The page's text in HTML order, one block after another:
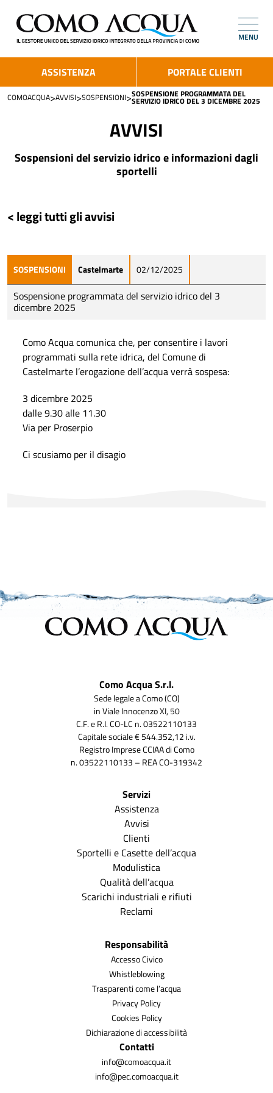
MENU
ASSISTENZA PORTALE CLIENTI
COMOACQUA>AVVISI>SOSPENSIONI>SOSPENSIONE PROGRAMMATA DEL
SERVIZIO IDRICO DEL 3 DICEMBRE 2025
AVVISI
Sospensioni del servizio idrico e informazioni dagli
sportelli
< leggi tutti gli avvisi
SOSPENSIONI Castelmarte 02/12/2025
Sospensione programmata del servizio idrico del 3
dicembre 2025
Como Acqua comunica che, per consentire i lavori
programmati sulla rete idrica, del Comune di
Castelmarte l’erogazione dell’acqua verrà sospesa:
3 dicembre 2025
dalle 9.30 alle 11.30
Via per Proserpio
Ci scusiamo per il disagio
Como Acqua S.r.l.
Sede legale a Como (CO)
in Viale Innocenzo XI, 50
C.F. e R.I. CO-LC n. 03522110133
Capitale sociale € 544.352,12 i.v.
Registro Imprese CCIAA di Como
n. 03522110133 – REA CO-319342
Servizi
Assistenza
Avvisi
Clienti
Sportelli e Casette dell’acqua
Modulistica
Qualità dell’acqua
Scarichi industriali e rifiuti
Reclami
Responsabilità
Accesso Civico
Whistleblowing
Trasparenti come l’acqua
Privacy Policy
Cookies Policy
Dichiarazione di accessibilità
Contatti
info@comoacqua.it
info@pec.comoacqua.it